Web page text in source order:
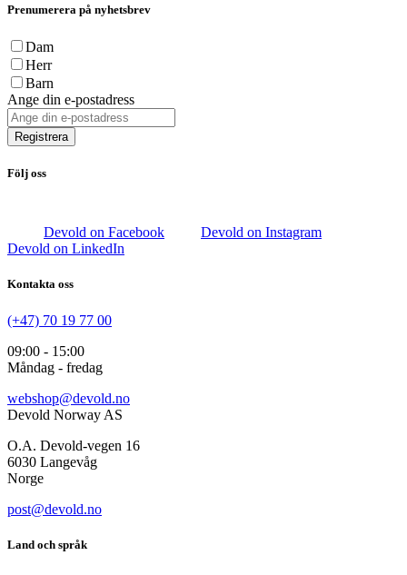
Prenumerera på nyhetsbrev
Dam
Herr
Barn
Ange din e-postadress
Registrera
Följ oss
Devold on Facebook
Devold on Instagram
Devold on LinkedIn
Kontakta oss
(+47) 70 19 77 00
09:00 - 15:00
Måndag - fredag
webshop@devold.no
Devold Norway AS
O.A. Devold-vegen 16
6030 Langevåg
Norge
post@devold.no
Land och språk